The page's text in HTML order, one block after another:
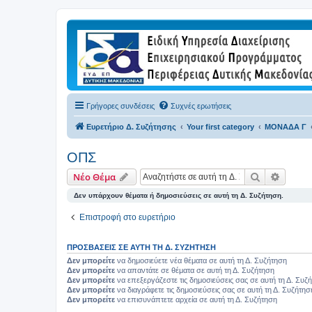
Γρήγορες συνδέσεις Συχνές ερωτήσεις
Ευρετήριο Δ. Συζήτησης Your first category ΜΟΝΑΔΑ Γ
ΟΠΣ
Νέο Θέμα Αναζήτηση
Δεν υπάρχουν θέματα ή δημοσιεύσεις σε αυτή τη Δ. Συζήτηση.
Επιστροφή στο ευρετήριο
ΠΡΟΣΒΆΣΕΙΣ ΣΕ ΑΥΤΉ ΤΗ Δ. ΣΥΖΉΤΗΣΗ
Δεν μπορείτε να δημοσιεύετε νέα θέματα σε αυτή τη Δ. Συζήτηση
Δεν μπορείτε να απαντάτε σε θέματα σε αυτή τη Δ. Συζήτηση
Δεν μπορείτε να επεξεργάζεστε τις δημοσιεύσεις σας σε αυτή τη Δ.
Δεν μπορείτε να διαγράφετε τις δημοσιεύσεις σας σε αυτή τη Δ.
Δεν μπορείτε να επισυνάπτετε αρχεία σε αυτή τη Δ. Συζήτηση